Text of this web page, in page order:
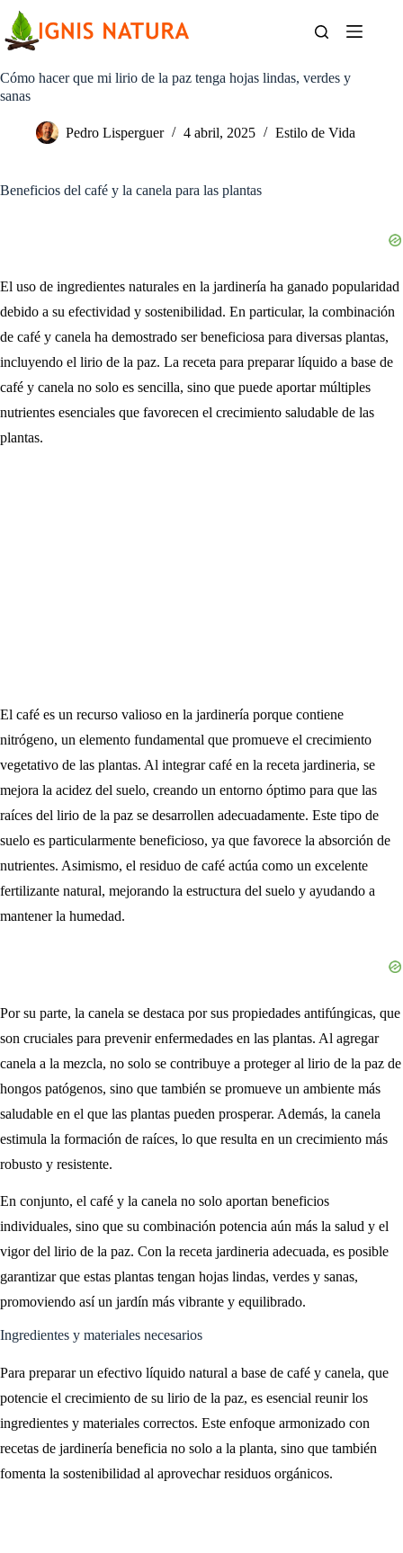
contenido
Cómo hacer que mi lirio de la paz tenga hojas lindas, verdes y
sanas
Pedro Lisperguer 4 abril, 2025 Estilo de Vida
Beneficios del café y la canela para las plantas
El uso de ingredientes naturales en la jardinería ha ganado popularidad
debido a su efectividad y sostenibilidad. En particular, la combinación
de café y canela ha demostrado ser beneficiosa para diversas plantas,
incluyendo el lirio de la paz. La receta para preparar líquido a base de
café y canela no solo es sencilla, sino que puede aportar múltiples
nutrientes esenciales que favorecen el crecimiento saludable de las
plantas.
El café es un recurso valioso en la jardinería porque contiene
nitrógeno, un elemento fundamental que promueve el crecimiento
vegetativo de las plantas. Al integrar café en la receta jardineria, se
mejora la acidez del suelo, creando un entorno óptimo para que las
raíces del lirio de la paz se desarrollen adecuadamente. Este tipo de
suelo es particularmente beneficioso, ya que favorece la absorción de
nutrientes. Asimismo, el residuo de café actúa como un excelente
fertilizante natural, mejorando la estructura del suelo y ayudando a
mantener la humedad.
Por su parte, la canela se destaca por sus propiedades antifúngicas, que
son cruciales para prevenir enfermedades en las plantas. Al agregar
canela a la mezcla, no solo se contribuye a proteger al lirio de la paz de
hongos patógenos, sino que también se promueve un ambiente más
saludable en el que las plantas pueden prosperar. Además, la canela
estimula la formación de raíces, lo que resulta en un crecimiento más
robusto y resistente.
En conjunto, el café y la canela no solo aportan beneficios
individuales, sino que su combinación potencia aún más la salud y el
vigor del lirio de la paz. Con la receta jardineria adecuada, es posible
garantizar que estas plantas tengan hojas lindas, verdes y sanas,
promoviendo así un jardín más vibrante y equilibrado.
Ingredientes y materiales necesarios
Para preparar un efectivo líquido natural a base de café y canela, que
potencie el crecimiento de su lirio de la paz, es esencial reunir los
ingredientes y materiales correctos. Este enfoque armonizado con
recetas de jardinería beneficia no solo a la planta, sino que también
fomenta la sostenibilidad al aprovechar residuos orgánicos.